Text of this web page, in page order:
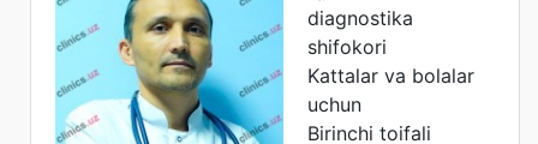
diagnostika
shifokori
Kattalar va bolalar
uchun
Birinchi toifali